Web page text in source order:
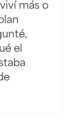
más o
el